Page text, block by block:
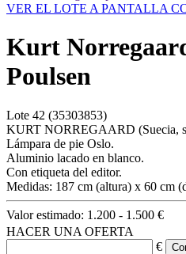
VER EL LOTE A PANTALLA
Kurt
Poulsen
Lote 42 (35303853)
KURT NORREGAARD (Suecia,
Lámpara de pie Oslo.
Aluminio lacado en blanco.
Con etiqueta del editor.
Medidas: 187 cm (altura) x 60 cm
Valor estimado: 1.200 - 1.500 €
HACER UNA OFERTA
€